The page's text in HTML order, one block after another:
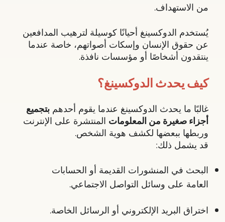
من الاستهداف.
يُستخدم الدوكسينغ أحيانًا كوسيلة لترهيب المدافعين
عن حقوق الإنسان وإسكات أصواتهم، خاصة عندما
ينتقدون أشخاصًا أو مؤسسات نافذة.
كيف يحدث الدوكسينغ؟
غالبًا ما يحدث الدوكسينغ عندما يقوم أحدهم بتجميع
أجزاء صغيرة من المعلومات المنتشرة على الإنترنت
وربطها ببعضها لكشف هوية الشخص.
قد يشمل ذلك:
البحث في المنشورات القديمة أو الحسابات
العامة على وسائل التواصل الاجتماعي.
اختراق البريد الإلكتروني أو الرسائل الخاصة.